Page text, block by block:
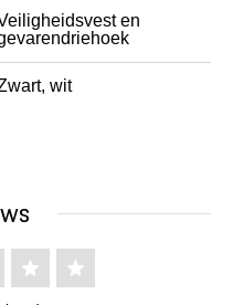
en
wit